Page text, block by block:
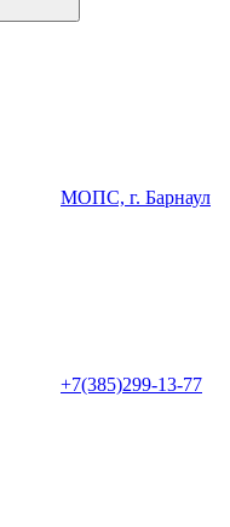
МОПС, г. Барнаул
+7(385)299-13-77